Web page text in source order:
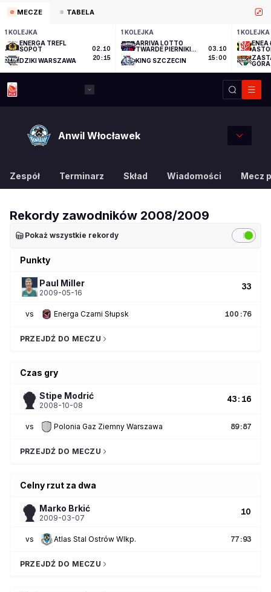
MECZE TABELA
1 KOLEJKA
ENERGA TREFL
SOPOT
DZIKI WARSZAWA
02.10
20:15
1 KOLEJKA
ARRIVA LOTTO
TWARDE PIERNIKI
KING SZCZECIN
03.10
15:00
1 KOLEJKA
ENEA
GÓRA
Anwil Włocławek
Zespół Terminarz Skład Wiadomości Mecz
Rekordy zawodników 2008/2009
Pokaż wszystkie rekordy
Punkty
Paul Miller
2009-05-16
33
vs Energa Czarni Słupsk 100 :76
PRZEJDŹ DO MECZU
Czas gry
Stipe Modrić
2008-10-08
43:16
vs Polonia Gaz Ziemny Warszawa 89:87
PRZEJDŹ DO MECZU
Celny rzut za dwa
Marko Brkić
2009-03-07
10
vs Atlas Stal Ostrów Wlkp. 77:93
PRZEJDŹ DO MECZU